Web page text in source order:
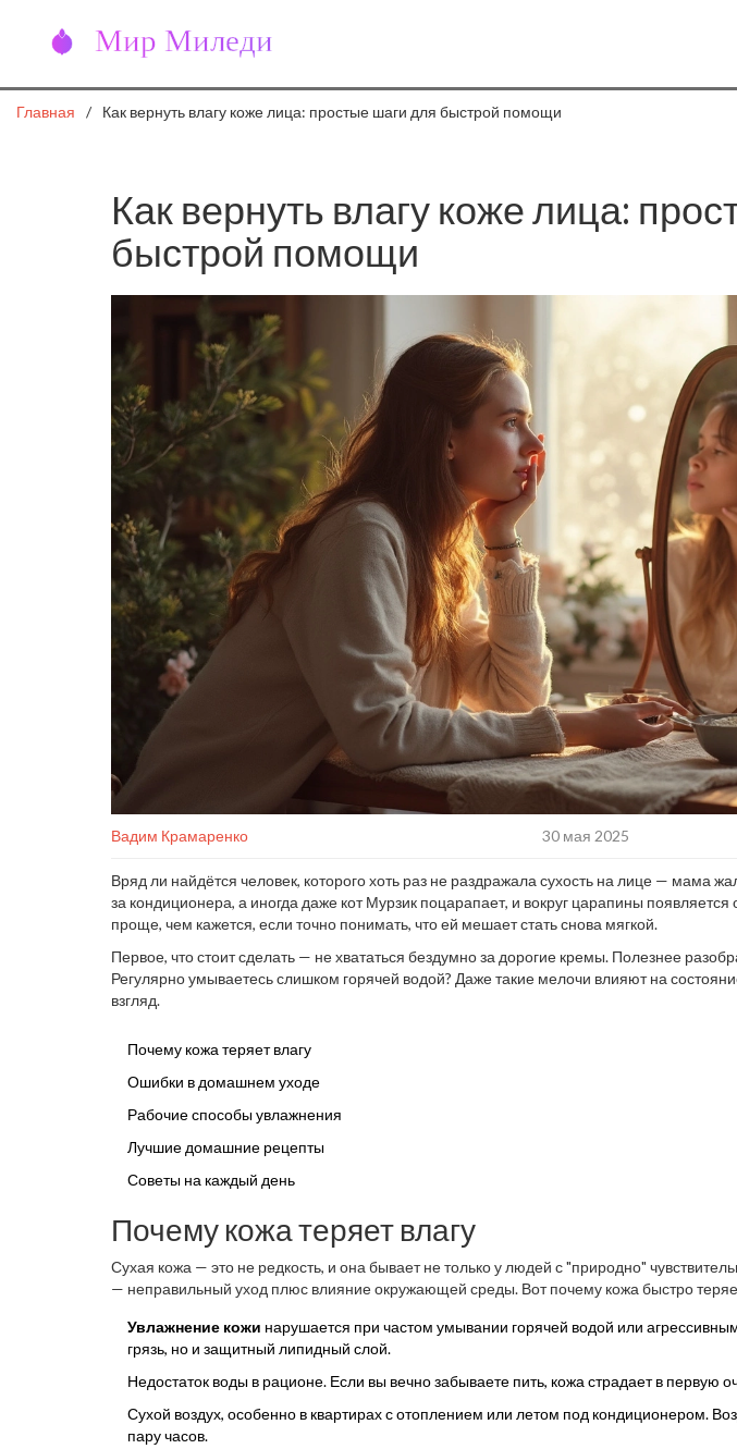
Главная Как вернуть влагу коже лица: простые шаги для быстрой помощи
Как вернуть влагу коже лица:
быстрой помощи
Вадим Крамаренко 30 мая 2025
Вряд ли найдётся человек, которого хоть раз не раздражала сухость на лице — мама
за кондиционера, а иногда даже кот Мурзик поцарапает, и вокруг царапины
проще, чем кажется, если точно понимать, что ей мешает стать снова мягкой.
Первое, что стоит сделать — не хвататься бездумно за дорогие кремы. Полезнее
Регулярно умываетесь слишком горячей водой? Даже такие мелочи влияют на
взгляд.
Почему кожа теряет влагу
Ошибки в домашнем уходе
Рабочие способы увлажнения
Лучшие домашние рецепты
Советы на каждый день
Почему кожа теряет влагу
Сухая кожа — это не редкость, и она бывает не только у людей с "природно"
— неправильный уход плюс влияние окружающей среды. Вот почему кожа быстро
Увлажнение кожи нарушается при частом умывании горячей водой или
грязь, но и защитный липидный слой.
Недостаток воды в рационе. Если вы вечно забываете пить, кожа страдает в первую
Сухой воздух, особенно в квартирах с отоплением или летом под кондиционером.
пару часов.